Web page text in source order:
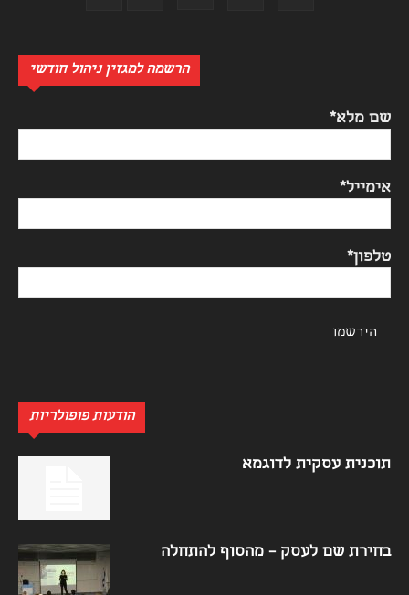
הרשמה למגזין ניהול חודשי
שם מלא*
אימייל*
טלפון*
הודעות פופולריות
תוכנית עסקית לדוגמא
בחירת שם לעסק – מהסוף להתחלה